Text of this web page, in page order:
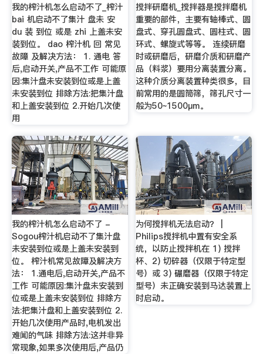
我的榨汁机怎么启动不了_榨汁
bai 机启动不了集汁 盘未 安
du 装 到位 或是 zhi 上盖未安
装到位。 dao 榨汁机 回 常见
故障 及解决方法： 1. 通电 答
后,启动开关,产品不工作 可能原
因:集汁盘未安装到位或是上盖
未安装到位 排除方法:把集汁盘
和上盖安装到位 2.开始几次使
用
搅拌研磨机_搅拌器是搅拌磨机
重要的部件，主要有轴棒式、圆
盘式、穿孔圆盘式、圆柱式、圆
环式、螺旋式等等。 连续研磨
时或研磨后，研磨介质和研磨产
品（料浆）要用分离装置分离。
这种介质分离装置种类很多，目
前常用的是圆筒筛，筛孔尺寸一
般为50~1500μm。
我的榨汁机怎么启动不了 -
Sogou榨汁机启动不了集汁盘
未安装到位或是上盖未安装到
位。 榨汁机常见故障及解决方
法： 1.通电后,启动开关,产品不
工作 可能原因:集汁盘未安装到
位或是上盖未安装到位 排除方
法:把集汁盘和上盖安装到位 2.
开始几次使用产品时,电机发出
难闻的气味 排除方法:这并非异
常现象,如果多次使用后,产品仍
为何搅拌机无法启动？ |
Philips搅拌机中置有安全系
统，以防止搅拌机在 1) 搅拌
杯、2) 切碎器（仅限于特定型
号）或 3) 碾磨器（仅限于特定
型号）未正确安装到马达装置上
时启动。